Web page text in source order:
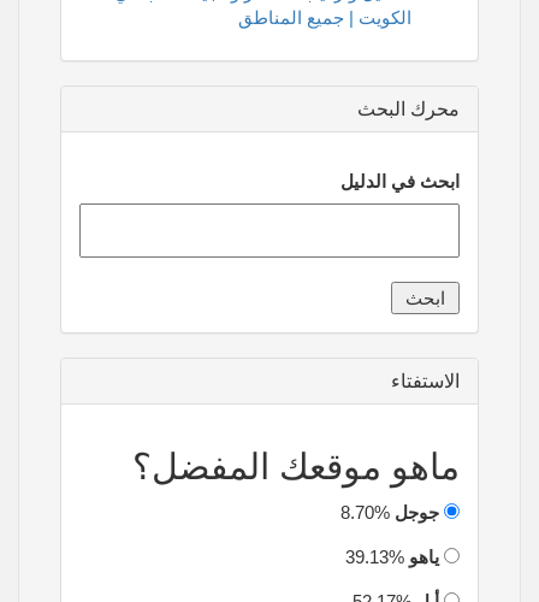
الكويت | جميع المناطق
محرك البحث
ابحث في الدليل
الاستفتاء
ماهو موقعك المفضل؟
جوجل
ياهو